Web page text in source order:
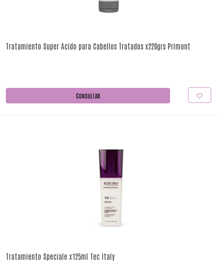
Tratamiento Super Acido para Cabellos Tratados x220grs Primont
CONSULTAR
Tratamiento Speciale x125ml Tec Italy